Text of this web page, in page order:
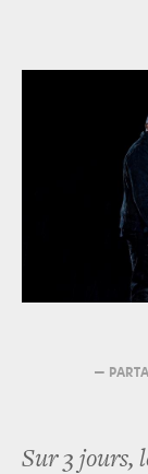
—
Sur 3 jours,